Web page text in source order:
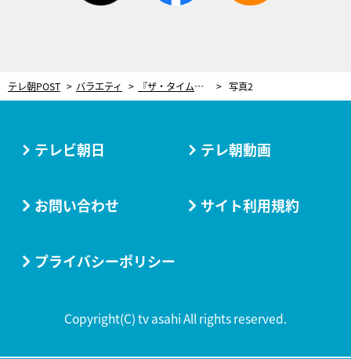
テレ朝POST バラエティ 『ザ・タイムショック』初のチーム戦でクイズ猛者が激突！チーム内でもめるハプニングも… 写真2
テレビ朝日 テレ朝動画
お問い合わせ サイト利用規約
プライバシーポリシー
Copyright(C) tv asahi All rights reserved.